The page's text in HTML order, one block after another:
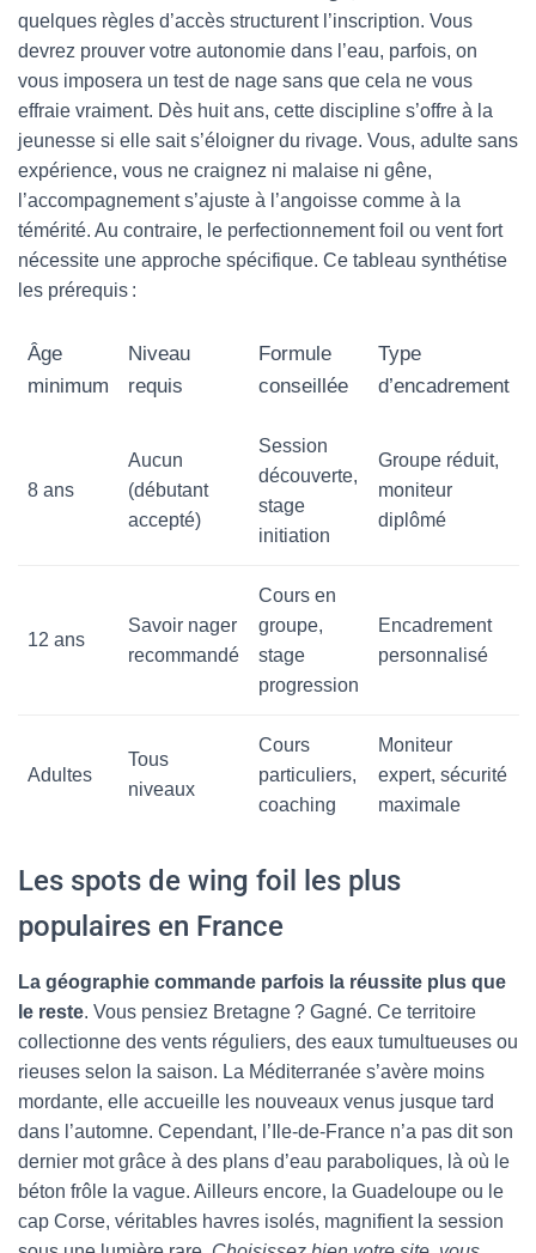
quelques règles d’accès structurent l’inscription. Vous
devrez prouver votre autonomie dans l’eau, parfois, on
vous imposera un test de nage sans que cela ne vous
effraie vraiment. Dès huit ans, cette discipline s’offre à la
jeunesse si elle sait s’éloigner du rivage. Vous, adulte sans
expérience, vous ne craignez ni malaise ni gêne,
l’accompagnement s’ajuste à l’angoisse comme à la
témérité. Au contraire, le perfectionnement foil ou vent fort
nécessite une approche spécifique. Ce tableau synthétise
les prérequis :
Âge
minimum
Niveau
requis
Formule
conseillée
Type
d’encadrement
8 ans
Aucun
(débutant
accepté)
Session
découverte,
stage
initiation
Groupe réduit,
moniteur
diplômé
12 ans
Savoir nager
recommandé
Cours en
groupe,
stage
progression
Encadrement
personnalisé
Adultes
Tous
niveaux
Cours
particuliers,
coaching
Moniteur
expert, sécurité
maximale
Les spots de wing foil les plus
populaires en France
La géographie commande parfois la réussite plus que
le reste. Vous pensiez Bretagne ? Gagné. Ce territoire
collectionne des vents réguliers, des eaux tumultueuses ou
rieuses selon la saison. La Méditerranée s’avère moins
mordante, elle accueille les nouveaux venus jusque tard
dans l’automne. Cependant, l’Ile-de-France n’a pas dit son
dernier mot grâce à des plans d’eau paraboliques, là où le
béton frôle la vague. Ailleurs encore, la Guadeloupe ou le
cap Corse, véritables havres isolés, magnifient la session